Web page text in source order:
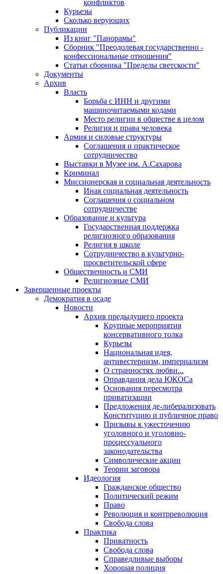
конфликтов
Курьезы
Сколько верующих
Публикации
Из книг "Панорамы"
Сборник "Преодолевая государственно -
конфессиональные отношения"
Статьи сборника "Пределы светскости"
Документы
Архив
Власть
Борьба с ИНН и другими
машиночитаемыми кодами
Место религии в обществе в целом
Религия и права человека
Армия и силовые структуры
Соглашения и практическое
сотрудничество
Выставки в Музее им. А.Сахарова
Криминал
Миссионерская и социальная деятельность
Иная социальная деятельность
Соглашения о социальном
сотрудничестве
Образование и культура
Государственная поддержка
религиозного образования
Религия в школе
Сотрудничество в культурно-
просветительской сфере
Общественность и СМИ
Религиозные СМИ
Завершенные проекты
Демократия в осаде
Новости
Архив предыдущего проекта
Крупные мероприятия
консервативного толка
Курьезы
Национальная идея,
антивестернизм, империализм
О странностях любви...
Оправдания дела ЮКОСа
Основания пересмотра
приватизации
Предложения де-либерализовать
Конституцию и публичное право
Призывы к ужесточению
уголовного и уголовно-
процессуального
законодательства
Символические акции
Теории заговора
Идеология
Гражданское общество
Политический режим
Право
Революция и контрреволюция
Свобода слова
Практика
Приватность
Свобода слова
Справедливые выборы
Хорошая полиция